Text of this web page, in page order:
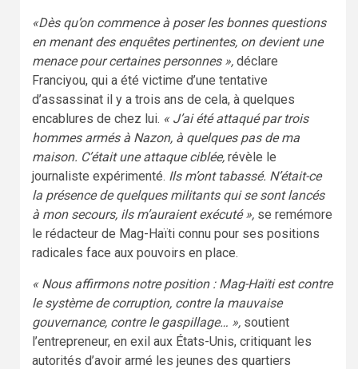
«Dès qu’on commence à poser les bonnes questions
en menant des enquêtes pertinentes, on devient une
menace pour certaines personnes », déclare
Franciyou, qui a été victime d’une tentative
d’assassinat il y a trois ans de cela, à quelques
encablures de chez lui. « J’ai été attaqué par trois
hommes armés à Nazon, à quelques pas de ma
maison. C’était une attaque ciblée, révèle le
journaliste expérimenté. Ils m’ont tabassé. N’était-ce
la présence de quelques militants qui se sont lancés
à mon secours, ils m’auraient exécuté », se remémore
le rédacteur de Mag-Haïti connu pour ses positions
radicales face aux pouvoirs en place.
« Nous affirmons notre position : Mag-Haïti est contre
le système de corruption, contre la mauvaise
gouvernance, contre le gaspillage… », soutient
l’entrepreneur, en exil aux États-Unis, critiquant les
autorités d’avoir armé les jeunes des quartiers